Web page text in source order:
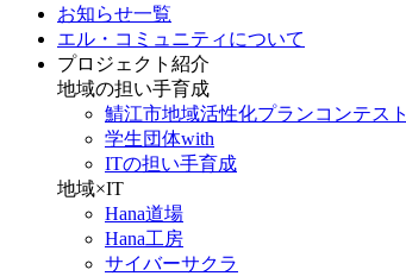
お知らせ一覧
エル・コミュニティについて
プロジェクト紹介
地域の担い手育成
鯖江市地域活性化プランコンテスト
学生団体with
ITの担い手育成
地域×IT
Hana道場
Hana工房
サイバーサクラ